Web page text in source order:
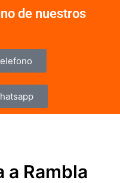
de nuestros
Rambla